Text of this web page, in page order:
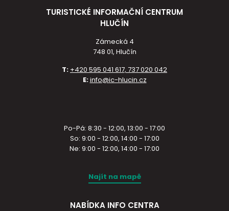
TURISTICKÉ INFORMAČNÍ CENTRUM
HLUČÍN
Zámecká 4
748 01, Hlučín
T: +420 595 041 617, 737 020 042
E:info@ic-hlucin.cz
Po-Pá: 8:30 - 12:00, 13:00 - 17:00
So: 9:00 - 12:00, 14:00 - 17:00
Ne: 9:00 - 12:00, 14:00 - 17:00
Najít na mapě
NABÍDKA INFO CENTRA